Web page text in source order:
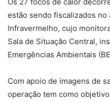
Os 27 focos de calor
estão sendo fiscalizados no
Infravermelho, cujo
Sala de Situação Central,
Emergências Ambientais
Com apoio de imagens de
operação tem como